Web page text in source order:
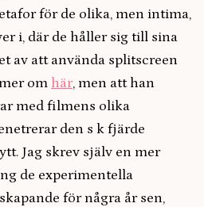
för de olika, men intima,
i, där de håller sig till sina
av att använda splitscreen
om här, men att han
med filmens olika
den s k fjärde
Jag skrev själv en mer
de experimentella
för några år sen,